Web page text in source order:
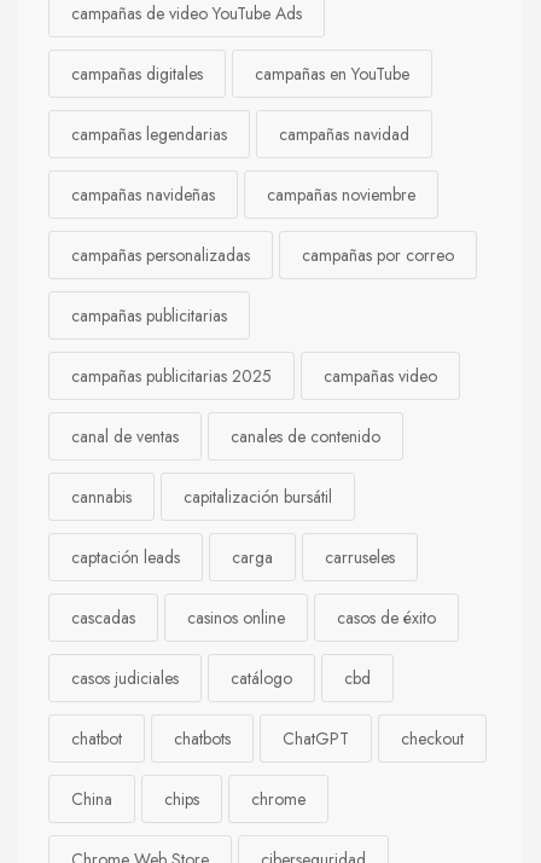
campañas de video YouTube Ads
campañas digitales campañas en YouTube
campañas legendarias campañas navidad
campañas navideñas campañas noviembre
campañas personalizadas campañas por correo
campañas publicitarias
campañas publicitarias 2025 campañas video
canal de ventas canales de contenido
cannabis capitalización bursátil
captación leads carga carruseles
cascadas casinos online casos de éxito
casos judiciales catálogo cbd
chatbot chatbots ChatGPT checkout
China chips chrome